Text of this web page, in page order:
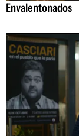
Envalentonados